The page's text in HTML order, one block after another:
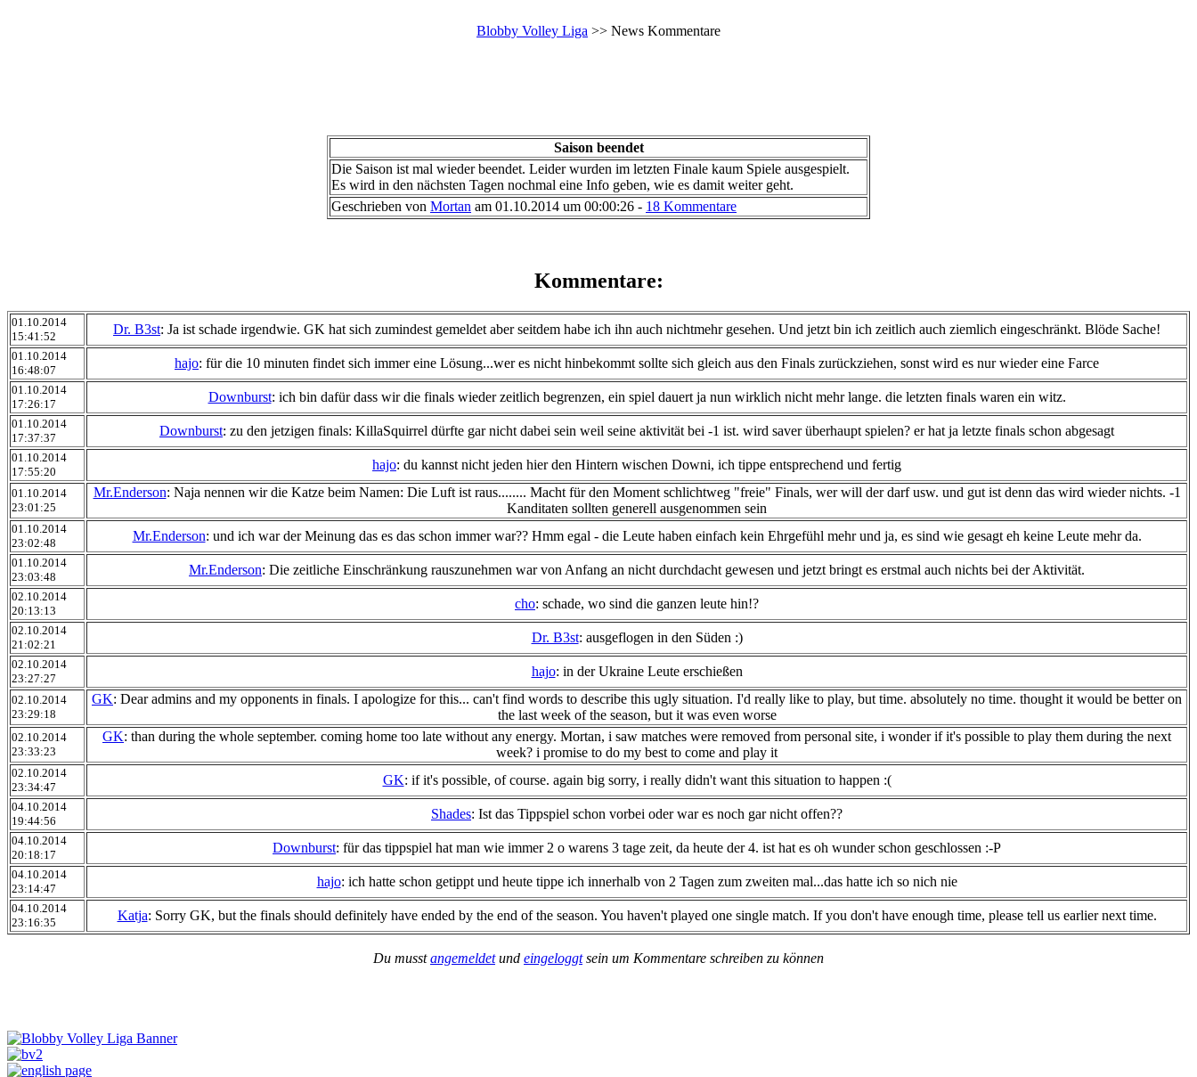
Blobby Volley Liga >> News Kommentare
Saison beendet
Die Saison ist mal wieder beendet. Leider wurden im letzten Finale kaum Spiele ausgespielt.
Es wird in den nächsten Tagen nochmal eine Info geben, wie es damit weiter geht.
Geschrieben von Mortan am 01.10.2014 um 00:00:26 - 18 Kommentare
Kommentare:
01.10.2014
15:41:52
Dr. B3st: Ja ist schade irgendwie. GK hat sich zumindest gemeldet aber seitdem habe ich ihn auch nichtmehr gesehen. Und jetzt bin ich zeitlich auch ziemlich eingeschränkt. Blöde Sache!
01.10.2014
16:48:07
hajo: für die 10 minuten findet sich immer eine Lösung...wer es nicht hinbekommt sollte sich gleich aus den Finals zurückziehen, sonst wird es nur wieder eine Farce
01.10.2014
17:26:17
Downburst: ich bin dafür dass wir die finals wieder zeitlich begrenzen, ein spiel dauert ja nun wirklich nicht mehr lange. die letzten finals waren ein witz.
01.10.2014
17:37:37
Downburst: zu den jetzigen finals: KillaSquirrel dürfte gar nicht dabei sein weil seine aktivität bei -1 ist. wird saver überhaupt spielen? er hat ja letzte finals schon abgesagt
01.10.2014
17:55:20
hajo: du kannst nicht jeden hier den Hintern wischen Downi, ich tippe entsprechend und fertig
01.10.2014
23:01:25
Mr.Enderson: Naja nennen wir die Katze beim Namen: Die Luft ist raus........ Macht für den Moment schlichtweg "freie" Finals, wer will der darf usw. und gut ist denn das wird wieder nichts. -1
Kanditaten sollten generell ausgenommen sein
01.10.2014
23:02:48
Mr.Enderson: und ich war der Meinung das es das schon immer war?? Hmm egal - die Leute haben einfach kein Ehrgefühl mehr und ja, es sind wie gesagt eh keine Leute mehr da.
01.10.2014
23:03:48
Mr.Enderson: Die zeitliche Einschränkung rauszunehmen war von Anfang an nicht durchdacht gewesen und jetzt bringt es erstmal auch nichts bei der Aktivität.
02.10.2014
20:13:13
cho: schade, wo sind die ganzen leute hin!?
02.10.2014
21:02:21
Dr. B3st: ausgeflogen in den Süden :)
02.10.2014
23:27:27
hajo: in der Ukraine Leute erschießen
02.10.2014
23:29:18
GK: Dear admins and my opponents in finals. I apologize for this... can't find words to describe this ugly situation. I'd really like to play, but time. absolutely no time. thought it would be better on
the last week of the season, but it was even worse
02.10.2014
23:33:23
GK: than during the whole september. coming home too late without any energy. Mortan, i saw matches were removed from personal site, i wonder if it's possible to play them during the next
week? i promise to do my best to come and play it
02.10.2014
23:34:47
GK: if it's possible, of course. again big sorry, i really didn't want this situation to happen :(
04.10.2014
19:44:56
Shades: Ist das Tippspiel schon vorbei oder war es noch gar nicht offen??
04.10.2014
20:18:17
Downburst: für das tippspiel hat man wie immer 2 o warens 3 tage zeit, da heute der 4. ist hat es oh wunder schon geschlossen :-P
04.10.2014
23:14:47
hajo: ich hatte schon getippt und heute tippe ich innerhalb von 2 Tagen zum zweiten mal...das hatte ich so nich nie
04.10.2014
23:16:35
Katja: Sorry GK, but the finals should definitely have ended by the end of the season. You haven't played one single match. If you don't have enough time, please tell us earlier next time.
Du musstangemeldetund eingeloggtsein um Kommentare schreiben zu können